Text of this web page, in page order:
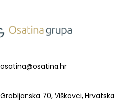
osatina@osatina.hr
Grobljanska 70, Viškovci, Hrvatska